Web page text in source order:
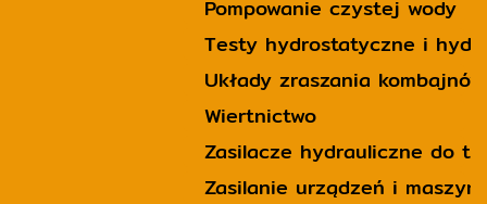
Pompowanie czystej wody
Testy hydrostatyczne i
Układy zraszania
Wiertnictwo
Zasilacze hydrauliczne do
Zasilanie urządzeń i